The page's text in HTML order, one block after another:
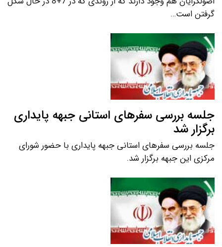
گرفتن است…
جلسه بررسی سفرهای استانی جبهه پایداری
برگزار شد
جلسه بررسی سفرهای استانی جبهه پایداری با حضور شورای
مرکزی این جبهه برگزار شد.